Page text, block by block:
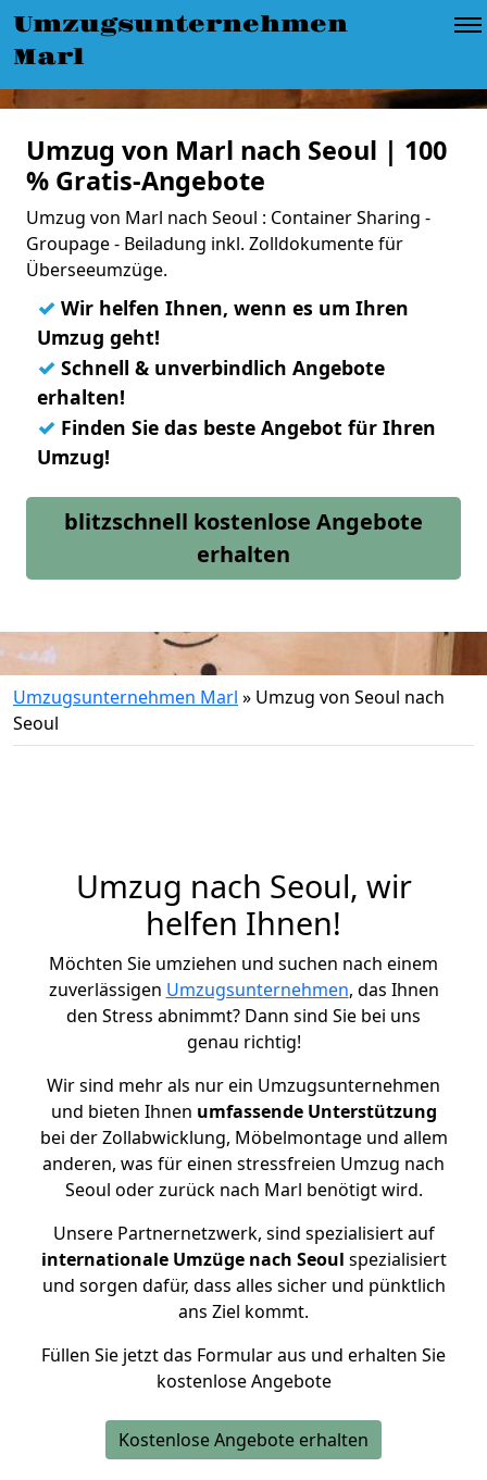
Umzugsunternehmen
Marl
Umzug von Marl nach Seoul | 100
% Gratis-Angebote
Umzug von Marl nach Seoul : Container Sharing -
Groupage - Beiladung inkl. Zolldokumente für
Überseeumzüge.
✓ Wir helfen Ihnen, wenn es um Ihren
Umzug geht!
✓ Schnell & unverbindlich Angebote
erhalten!
✓ Finden Sie das beste Angebot für Ihren
Umzug!
blitzschnell kostenlose Angebote
erhalten
Umzugsunternehmen Marl » Umzug von Seoul nach
Seoul
Umzug nach Seoul, wir
helfen Ihnen!
Möchten Sie umziehen und suchen nach einem
zuverlässigen Umzugsunternehmen, das Ihnen
den Stress abnimmt? Dann sind Sie bei uns
genau richtig!
Wir sind mehr als nur ein Umzugsunternehmen
und bieten Ihnen umfassende Unterstützung
bei der Zollabwicklung, Möbelmontage und allem
anderen, was für einen stressfreien Umzug nach
Seoul oder zurück nach Marl benötigt wird.
Unsere Partnernetzwerk, sind spezialisiert auf
internationale Umzüge nach Seoul spezialisiert
und sorgen dafür, dass alles sicher und pünktlich
ans Ziel kommt.
Füllen Sie jetzt das Formular aus und erhalten Sie
kostenlose Angebote
Kostenlose Angebote erhalten